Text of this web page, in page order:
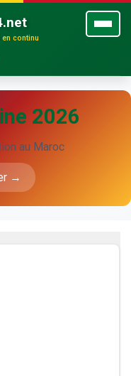
continu
2026
au Maroc
→